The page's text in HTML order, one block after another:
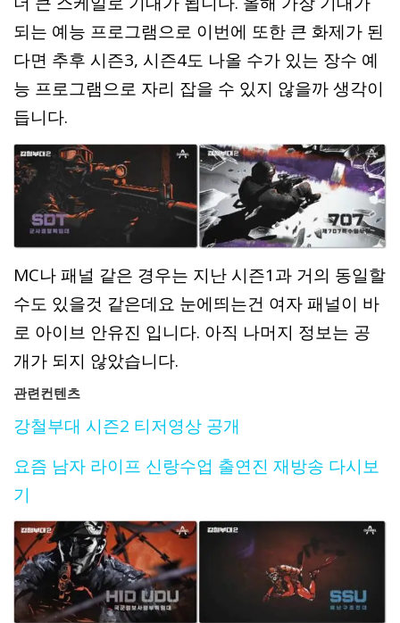
되는 예능 프로그램으로 이번에 또한 큰 화제가 된
다면 추후 시즌3, 시즌4도 나올 수가 있는 장수 예
능 프로그램으로 자리 잡을 수 있지 않을까 생각이
듭니다.
MC나 패널 같은 경우는 지난 시즌1과 거의 동일할
수도 있을것 같은데요 눈에띄는건 여자 패널이 바
로 아이브 안유진 입니다. 아직 나머지 정보는 공
개가 되지 않았습니다.
관련컨텐츠
강철부대 시즌2 티저영상 공개
요즘 남자 라이프 신랑수업 출연진 재방송 다시보
기